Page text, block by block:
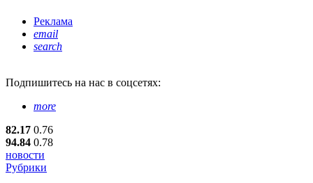
Реклама
email
search
Подпишитесь на нас в соцсетях:
more
82.17 0.76
94.84 0.78
новости
Рубрики